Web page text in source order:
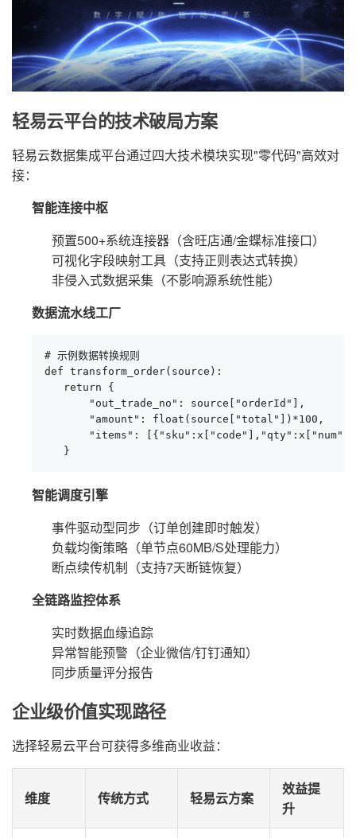
轻易云平台的技术破局方案
轻易云数据集成平台通过四大技术模块实现"零代码"高效对
接：
智能连接中枢
预置500+系统连接器（含旺店通/金蝶标准接口）
可视化字段映射工具（支持正则表达式转换）
非侵入式数据采集（不影响源系统性能）
数据流水线工厂
# 示例数据转换规则
def transform_order(source):
   return {
       "out_trade_no": source["orderId"],
       "amount": float(source["total"])*100,
"items":
   }
智能调度引擎
事件驱动型同步（订单创建即时触发）
负载均衡策略（单节点60MB/S处理能力）
断点续传机制（支持7天断链恢复）
全链路监控体系
实时数据血缘追踪
异常智能预警（企业微信/钉钉通知）
同步质量评分报告
企业级价值实现路径
选择轻易云平台可获得多维商业收益：
维度 传统方式 轻易云方案
效益提
升